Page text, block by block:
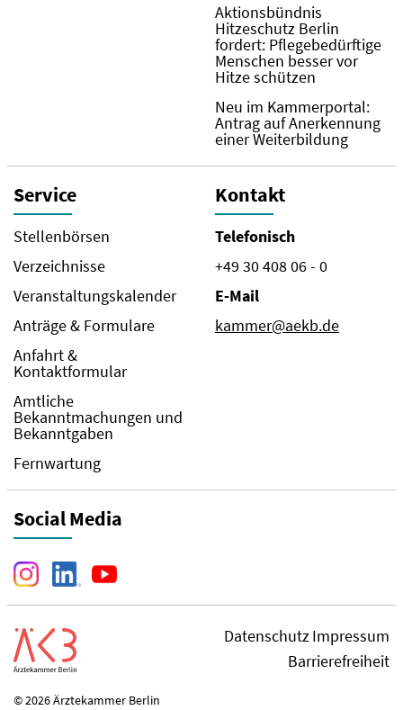
Aktionsbündnis
Hitzeschutz Berlin
fordert: Pflegebedürftige
Menschen besser vor
Hitze schützen
Neu im Kammerportal:
Antrag auf Anerkennung
einer Weiterbildung
Service
Stellenbörsen
Verzeichnisse
Veranstaltungskalender
Anträge & Formulare
Anfahrt &
Kontaktformular
Amtliche
Bekanntmachungen und
Bekanntgaben
Fernwartung
Kontakt
Telefonisch
+49 30 408 06 - 0
E-Mail
kammer@aekb.de
Social Media
DatenschutzImpressum
Barrierefreiheit
© 2026 Ärztekammer Berlin